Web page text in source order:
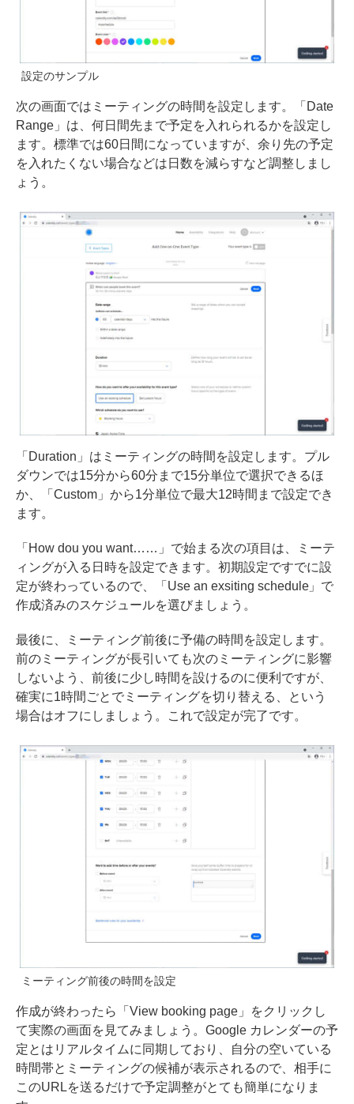
設定のサンプル
次の画面ではミーティングの時間を設定します。「Date
Range」は、何日間先まで予定を入れられるかを設定し
ます。標準では60日間になっていますが、余り先の予定
を入れたくない場合などは日数を減らすなど調整しまし
ょう。
「Duration」はミーティングの時間を設定します。プル
ダウンでは15分から60分まで15分単位で選択できるほ
か、「Custom」から1分単位で最大12時間まで設定でき
ます。
「How dou you want……」で始まる次の項目は、ミーテ
ィングが入る日時を設定できます。初期設定ですでに設
定が終わっているので、「Use an exsiting schedule」で
作成済みのスケジュールを選びましょう。
最後に、ミーティング前後に予備の時間を設定します。
前のミーティングが長引いても次のミーティングに影響
しないよう、前後に少し時間を設けるのに便利ですが、
確実に1時間ごとでミーティングを切り替える、という
場合はオフにしましょう。これで設定が完了です。
ミーティング前後の時間を設定
作成が終わったら「View booking page」をクリックし
て実際の画面を見てみましょう。Google カレンダーの予
定とはリアルタイムに同期しており、自分の空いている
時間帯とミーティングの候補が表示されるので、相手に
このURLを送るだけで予定調整がとても簡単になりま